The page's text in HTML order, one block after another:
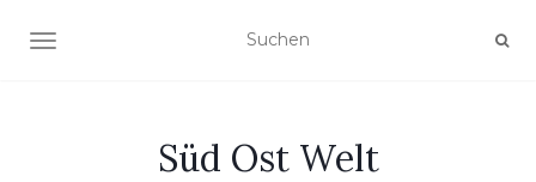
NAVIGATION UMSCHALTEN
Süd Ost Welt